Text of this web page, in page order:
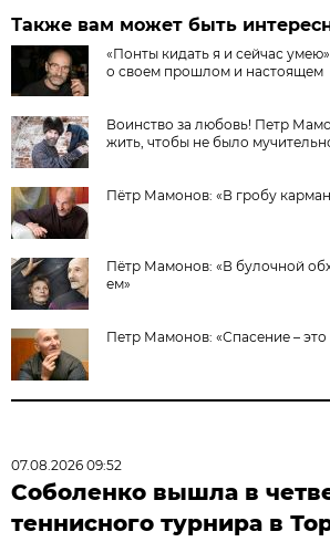
Также вам может быть
«Понты кидать я и сейчас
о своем прошлом и настоящем
Воинство за любовь! Петр
жить, чтобы не было
Пётр Мамонов: «В гробу
Пётр Мамонов: «В булочной
ем»
Петр Мамонов: «Спасение – это
07.08.2026 09:52
Соболенко вышла в
теннисного турнира в